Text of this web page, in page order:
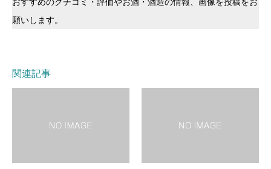
願いします。
関連記事